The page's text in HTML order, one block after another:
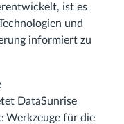
ist es
und
informiert zu
DataSunrise
Werkzeuge für die